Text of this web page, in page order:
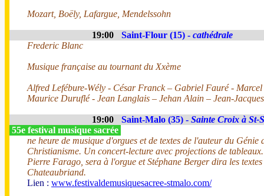
Mozart, Boëly, Lafargue, Mendelssohn
19:00 Saint-Flour (15) - cathédrale
Frederic Blanc
Musique française au tournant du Xxème
Alfred Lefébure-Wély - César Franck – Gabriel Fauré -
Maurice Duruflé - Jean Langlais – Jehan Alain – Jean-
19:00 Saint-Malo (35) - Sainte Croix à St-
55e festival musique sacrée
ne heure de musique d'orgues et de textes de l'auteur du Génie
Christianisme. Un concert-lecture avec projections de tableaux.
Pierre Farago, sera à l'orgue et Stéphane Berger dira les textes
Chateaubriand.
Lien : www.festivaldemusiquesacree-stmalo.com/